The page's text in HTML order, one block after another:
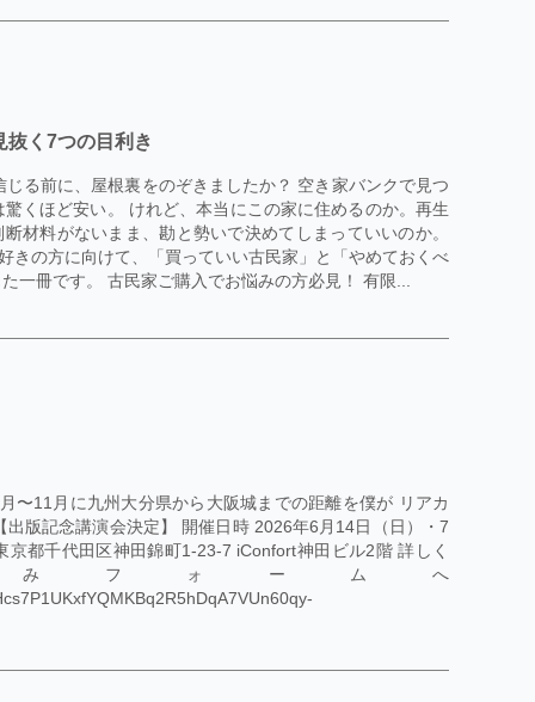
抜く7つの目利き
る前に、屋根裏をのぞきましたか？ 空き家バンクで見つ
くほど安い。 けれど、本当にこの家に住めるのか。再生
材料がないまま、勘と勢いで決めてしまっていいのか。
きの方に向けて、「買っていい古民家」と「やめておくべ
一冊です。 古民家ご購入でお悩みの方必見！ 有限...
〜11月に九州大分県から大阪城までの距離を僕が リアカ
版記念講演会決定】 開催日時 2026年6月14日（日）・7
都千代田区神田錦町1-23-7 iConfort神田ビル2階 詳しく
フォームへ